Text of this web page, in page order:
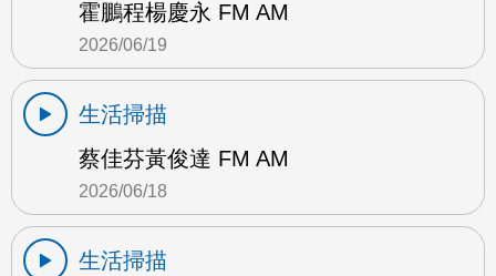
霍鵬程楊慶永 FM AM
2026/06/19
生活掃描
蔡佳芬黃俊達 FM AM
2026/06/18
生活掃描